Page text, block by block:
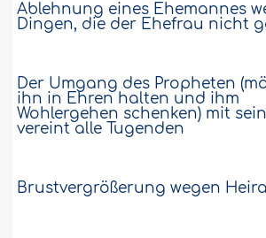
Ablehnung eines Ehemannes
Dingen, die der Ehefrau nicht
Der Umgang des Propheten
ihn in Ehren halten und ihm
Wohlergehen schenken) mit
vereint alle Tugenden
Brustvergrößerung wegen